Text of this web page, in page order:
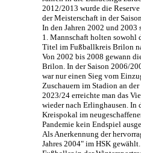
2012/2013 wurde die
der Meisterschaft in der
In den Jahren 2002 und
1. Mannschaft holten sowohl
Titel im Fußballkreis Brilon
Von 2002 bis 2008 gewann
Brilon. In der Saison 2006/
war nur einen Sieg vom
Zuschauern im Stadion an
2023/24 erreichte man das
wieder nach Erlinghausen. In
Kreispokal im
Pandemie kein Endspiel
Als Anerkennung der
Jahres 2004" im HSK